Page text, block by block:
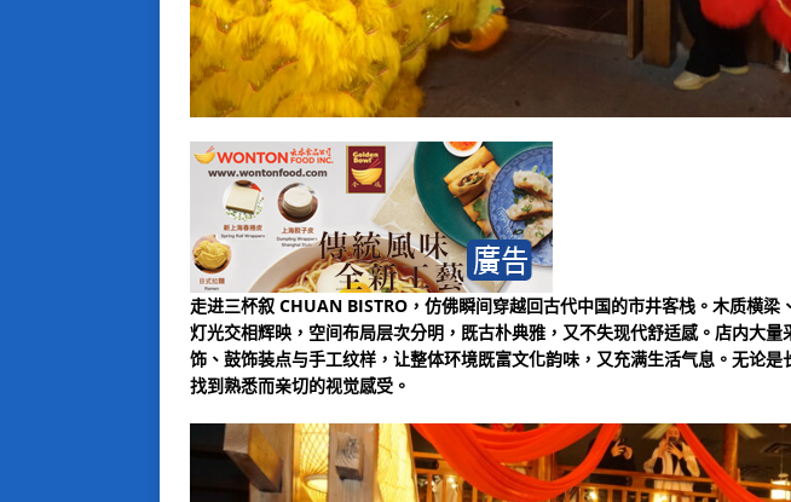
走进三杯叙 CHUAN BISTRO，仿佛瞬间穿越回古代中国的市井客栈。木质横梁
灯光交相辉映，空间布局层次分明，既古朴典雅，又不失现代舒适感。店内大
饰、鼓饰装点与手工纹样，让整体环境既富文化韵味，又充满生活气息。无论
找到熟悉而亲切的视觉感受。